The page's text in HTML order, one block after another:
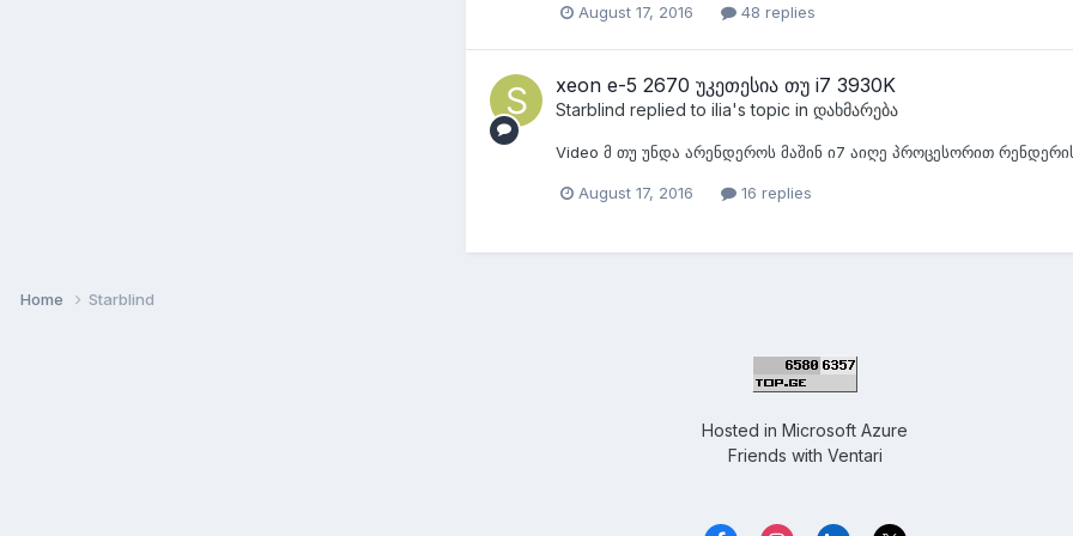
August 17, 2016 48 replies
xeon e-5 2670 უკეთესია თუ i7 3930K
Starblind replied to ilia's topic in დახმარება
Video მ თუ უნდა არენდეროს მაშინ ი7 აიღე პროცესორით
August 17, 2016 16 replies
Home Starblind
Hosted in Microsoft Azure
Friends with Ventari